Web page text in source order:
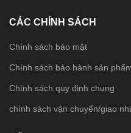
CÁC CHÍNH SÁCH
Chính sách bảo mật
Chính sách bảo hành sản
Chính sách quy định chung
chính sách vận chuyển/giao